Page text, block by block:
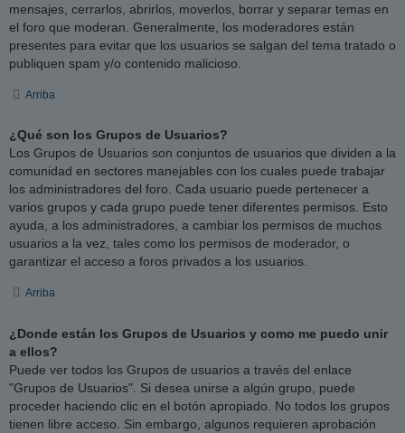
mensajes, cerrarlos, abrirlos, moverlos, borrar y separar temas en
el foro que moderan. Generalmente, los moderadores están
presentes para evitar que los usuarios se salgan del tema tratado o
publiquen spam y/o contenido malicioso.
Arriba
¿Qué son los Grupos de Usuarios?
Los Grupos de Usuarios son conjuntos de usuarios que dividen a la
comunidad en sectores manejables con los cuales puede trabajar
los administradores del foro. Cada usuario puede pertenecer a
varios grupos y cada grupo puede tener diferentes permisos. Esto
ayuda, a los administradores, a cambiar los permisos de muchos
usuarios a la vez, tales como los permisos de moderador, o
garantizar el acceso a foros privados a los usuarios.
Arriba
¿Donde están los Grupos de Usuarios y como me puedo unir
a ellos?
Puede ver todos los Grupos de usuarios a través del enlace
"Grupos de Usuarios". Si desea unirse a algún grupo, puede
proceder haciendo clic en el botón apropiado. No todos los grupos
tienen libre acceso. Sin embargo, algunos requieren aprobación